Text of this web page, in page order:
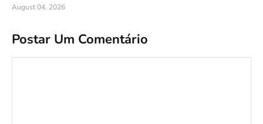
August 04, 2026
Postar Um Comentário